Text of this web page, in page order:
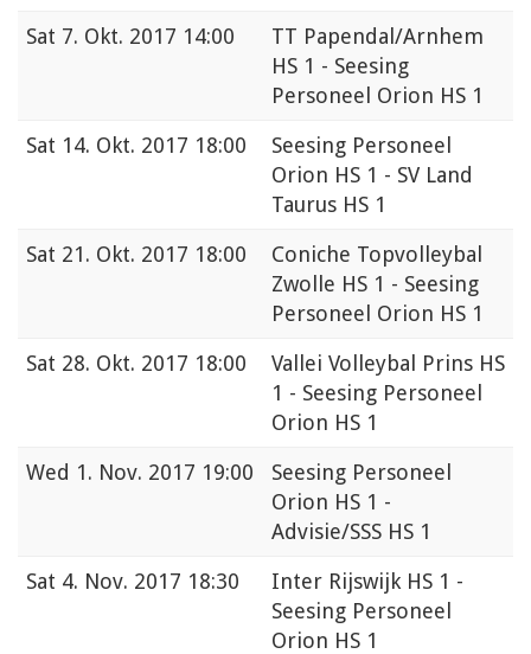
Sat 7. Okt. 2017 14:00
TT Papendal/Arnhem
HS 1 - Seesing
Personeel Orion HS 1
Sat 14. Okt. 2017 18:00
Seesing Personeel
Orion HS 1 - SV Land
Taurus HS 1
Sat 21. Okt. 2017 18:00
Coniche Topvolleybal
Zwolle HS 1 - Seesing
Personeel Orion HS 1
Sat 28. Okt. 2017 18:00
Vallei Volleybal Prins HS
1 - Seesing Personeel
Orion HS 1
Wed 1. Nov. 2017 19:00
Seesing Personeel
Orion HS 1 -
Advisie/SSS HS 1
Sat 4. Nov. 2017 18:30
Inter Rijswijk HS 1 -
Seesing Personeel
Orion HS 1